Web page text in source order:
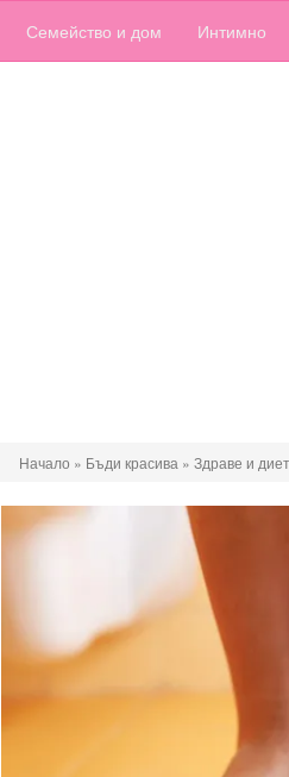
Семейство и дом Интимно
Начало » Бъди красива » Здраве и